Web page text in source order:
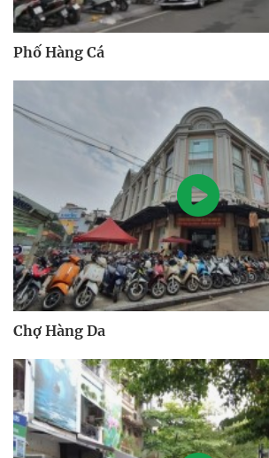
Phố Hàng Cá
Chợ Hàng Da